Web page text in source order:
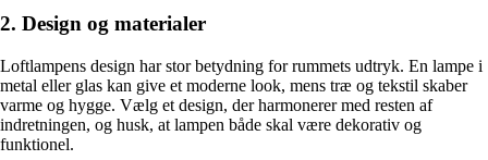
2. Design og materialer
Loftlampens design har stor betydning for rummets udtryk. En lampe i
metal eller glas kan give et moderne look, mens træ og tekstil skaber
varme og hygge. Vælg et design, der harmonerer med resten af
indretningen, og husk, at lampen både skal være dekorativ og
funktionel.